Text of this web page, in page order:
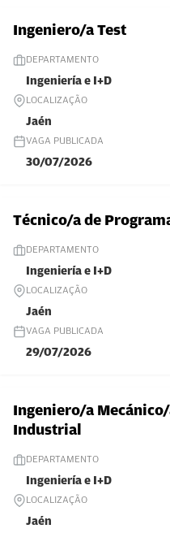
Ingeniero/a Test
DEPARTAMENTO
Ingeniería e I+D
LOCALIZAÇÃO
Jaén
VAGA PUBLICADA
30/07/2026
Técnico/a de
DEPARTAMENTO
Ingeniería e I+D
LOCALIZAÇÃO
Jaén
VAGA PUBLICADA
29/07/2026
Ingeniero/a
Industrial
DEPARTAMENTO
Ingeniería e I+D
LOCALIZAÇÃO
Jaén